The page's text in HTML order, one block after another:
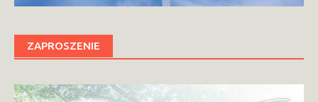
ZAPROSZENIE